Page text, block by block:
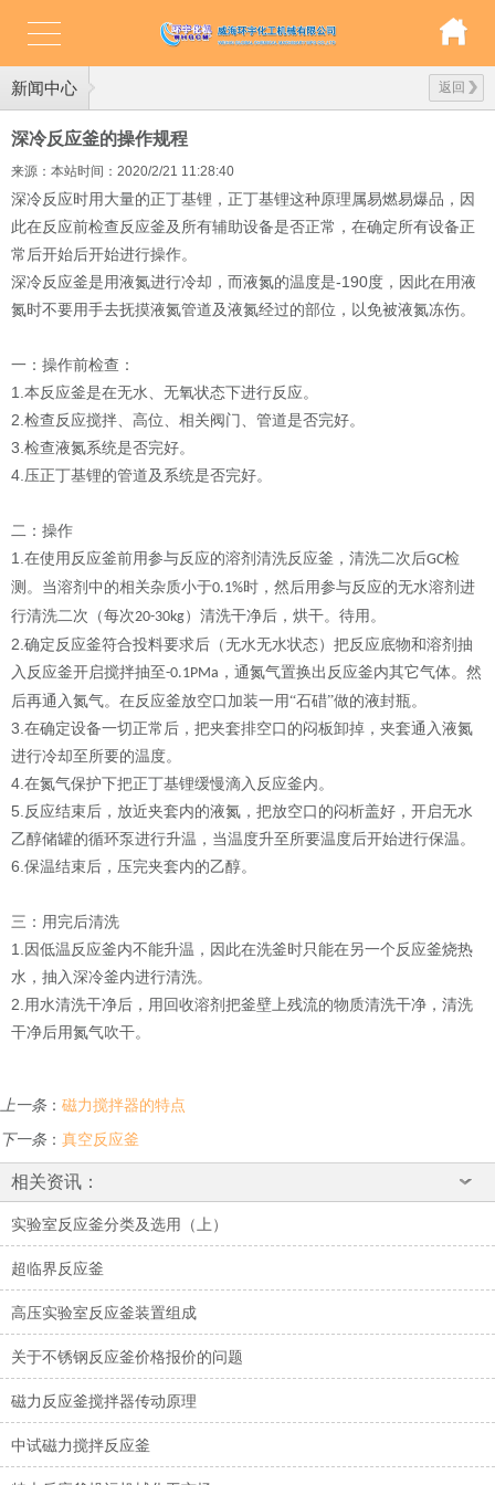
新闻中心 返回
深冷反应釜的操作规程
来源：本站时间：2020/2/21 11:28:40
深冷反应时用大量的正丁基锂，正丁基锂这种原理属易燃易爆品，因
此在反应前检查反应釜及所有辅助设备是否正常，在确定所有设备正
常后开始后开始进行操作。
深冷反应釜是用液氮进行冷却，而液氮的温度是-190度，因此在用液
氮时不要用手去抚摸液氮管道及液氮经过的部位，以免被液氮冻伤。
一：操作前检查：
1. 本反应釜是在无水、无氧状态下进行反应。
2. 检查反应搅拌、高位、相关阀门、管道是否完好。
3. 检查液氮系统是否完好。
4. 压正丁基锂的管道及系统是否完好。
二：操作
1. 在使用反应釜前用参与反应的溶剂清洗反应釜，清洗二次后GC检
测。当溶剂中的相关杂质小于0.1%时，然后用参与反应的无水溶剂进
行清洗二次（每次20-30kg）清洗干净后，烘干。待用。
2. 确定反应釜符合投料要求后（无水无水状态）把反应底物和溶剂抽
入反应釜开启搅拌抽至-0.1PMa ，通氮气置换出反应釜内其它气体。然
后再通入氮气。在反应釜放空口加装一用“石碏”做的液封瓶。
3. 在确定设备一切正常后，把夹套排空口的闷板卸掉，夹套通入液氮
进行冷却至所要的温度。
4. 在氮气保护下把正丁基锂缓慢滴入反应釜内。
5. 反应结束后，放近夹套内的液氮，把放空口的闷析盖好，开启无水
乙醇储罐的循环泵进行升温，当温度升至所要温度后开始进行保温。
6. 保温结束后，压完夹套内的乙醇。
三：用完后清洗
1. 因低温反应釜内不能升温，因此在洗釜时只能在另一个反应釜烧热
水，抽入深冷釜内进行清洗。
2. 用水清洗干净后，用回收溶剂把釜壁上残流的物质清洗干净，清洗
干净后用氮气吹干。
上一条： 磁力搅拌器的特点
下一条： 真空反应釜
相关资讯：
实验室反应釜分类及选用（上）
超临界反应釜
高压实验室反应釜装置组成
关于不锈钢反应釜价格报价的问题
磁力反应釜搅拌器传动原理
中试磁力搅拌反应釜